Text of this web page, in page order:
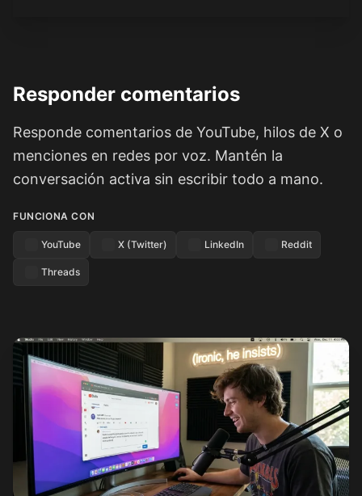
Responder comentarios
Responde comentarios de YouTube, hilos de X o
menciones en redes por voz. Mantén la
conversación activa sin escribir todo a mano.
FUNCIONA CON
YouTube X (Twitter) LinkedIn Reddit
Threads